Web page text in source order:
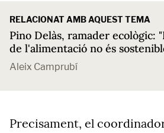
RELACIONAT AMB AQUEST TEMA
Pino Delàs, ramader ecològic:
de l'alimentació no és
Aleix Camprubí
Precisament, el